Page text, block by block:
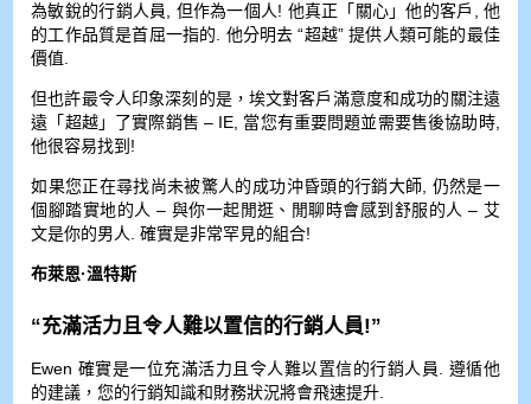
為敏銳的行銷人員, 但作為一個人! 他真正「關心」他的客戶, 他
的工作品質是首屈一指的. 他分明去 “超越” 提供人類可能的最佳
價值.
但也許最令人印象深刻的是，埃文對客戶滿意度和成功的關注遠
遠「超越」了實際銷售 – IE, 當您有重要問題並需要售後協助時,
他很容易找到!
如果您正在尋找尚未被驚人的成功沖昏頭的行銷大師, 仍然是一
個腳踏實地的人 – 與你一起閒逛、閒聊時會感到舒服的人 – 艾
文是你的男人. 確實是非常罕見的組合!
布萊恩·溫特斯
“充滿活力且令人難以置信的行銷人員!”
Ewen 確實是一位充滿活力且令人難以置信的行銷人員. 遵循他
的建議，您的行銷知識和財務狀況將會飛速提升.